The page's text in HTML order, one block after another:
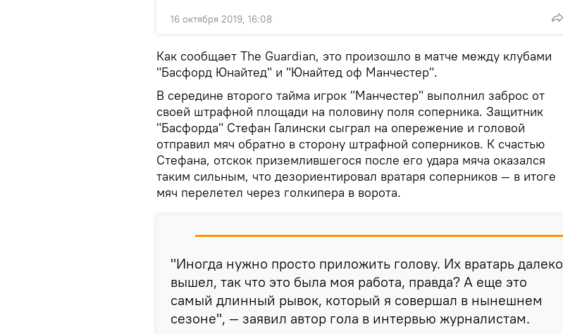
16 октября 2019, 16:08
Как сообщает The Guardian, это произошло в матче между клубами
"Басфорд Юнайтед" и "Юнайтед оф Манчестер".
В середине второго тайма игрок "Манчестер" выполнил заброс от
своей штрафной площади на половину поля соперника. Защитник
"Басфорда" Стефан Галински сыграл на опережение и головой
отправил мяч обратно в сторону штрафной соперников. К счастью
Стефана, отскок приземлившегося после его удара мяча оказался
таким сильным, что дезориентировал вратаря соперников — в итоге
мяч перелетел через голкипера в ворота.
"Иногда нужно просто приложить голову. Их вратарь далеко
вышел, так что это была моя работа, правда? А еще это
самый длинный рывок, который я совершал в нынешнем
сезоне", — заявил автор гола в интервью журналистам.